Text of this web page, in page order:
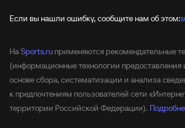
Если вы нашли ошибку, сообщите нам об этом:
НаSports.ru применяются рекомендательные
(информационные технологии
основе сбора, систематизации и анализа
к предпочтениям пользователей сети
территории Российской Федерации).